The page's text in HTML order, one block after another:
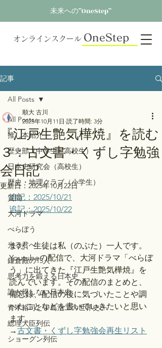
未来への”OneStep”
オンラインスクール OneStep
記事
All Posts
推し本紹介
歴史部（中学生～高校生）
日本史研究会（高校生）
歴史・地理クラブ（小学生）
質問
大河ドラマ
べらぼう
光る君へ
鎌倉殿の13人
思考力を鍛える日本史
誰も得しない日本史
青木裕司と中島浩二の世界史ch
総理大臣列伝
ショーグン列伝
All Posts
『江戸生艶気樺焼』を読む
３：古文書・くずし字勉強
会日記
順大 古川
2025年10月11日 読了時間: 3分
更新日： 2025年10月22日
追記：2025/10/21
追記：2025/10/22
まだ、生徒は私（のぶた）一人です。
Youtubeの配信で、大河ドラマ「べらぼ
う」に出てきた『江戸生艶気樺焼』を
読んでいます。その配信のまとめと、
備忘録、配信の後に気づいたことや調
べたことなどを書いていきたいと思い
ます。
→古文書・くずし字勉強会再生リスト